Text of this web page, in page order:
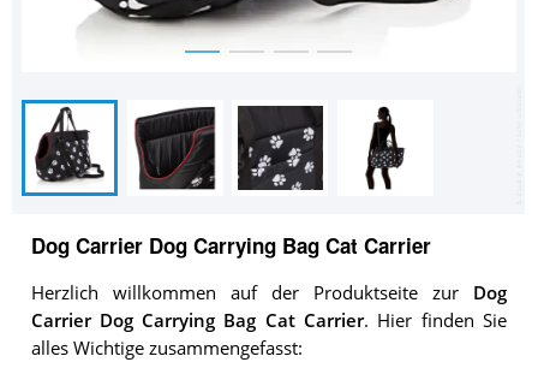
Dog Carrier Dog Carrying Bag Cat Carrier
Herzlich willkommen auf der Produktseite zur Dog
Carrier Dog Carrying Bag Cat Carrier. Hier finden Sie
alles Wichtige zusammengefasst: